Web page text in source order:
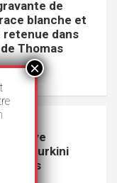
de
blanche et
retenue dans
Thomas
Genève
du burkini